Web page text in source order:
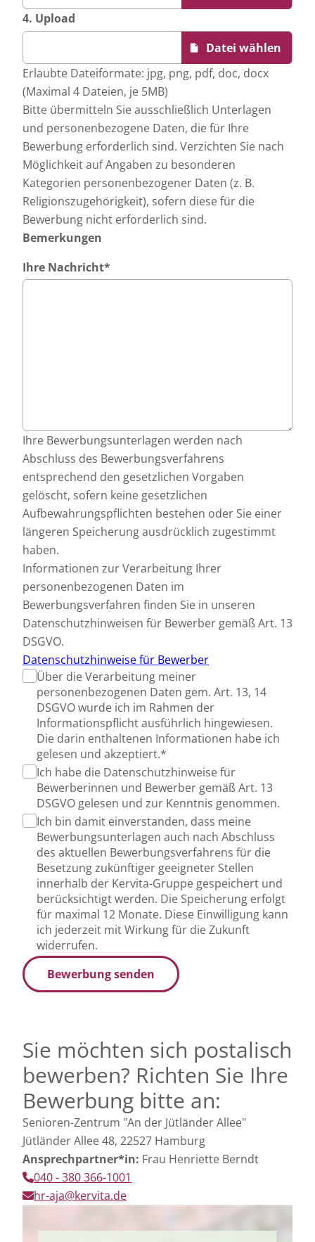
4. Upload
Erlaubte Dateiformate: jpg, png, pdf, doc, docx
(Maximal 4 Dateien, je 5MB)
Bitte übermitteln Sie ausschließlich Unterlagen
und personenbezogene Daten, die für Ihre
Bewerbung erforderlich sind. Verzichten Sie nach
Möglichkeit auf Angaben zu besonderen
Kategorien personenbezogener Daten (z. B.
Religionszugehörigkeit), sofern diese für die
Bewerbung nicht erforderlich sind.
Bemerkungen
Ihre Nachricht*
Ihre Bewerbungsunterlagen werden nach
Abschluss des Bewerbungsverfahrens
entsprechend den gesetzlichen Vorgaben
gelöscht, sofern keine gesetzlichen
Aufbewahrungspflichten bestehen oder Sie einer
längeren Speicherung ausdrücklich zugestimmt
haben.
Informationen zur Verarbeitung Ihrer
personenbezogenen Daten im
Bewerbungsverfahren finden Sie in unseren
Datenschutzhinweisen für Bewerber gemäß Art. 13
DSGVO.
Datenschutzhinweise für Bewerber
Über die Verarbeitung meiner
personenbezogenen Daten gem. Art. 13, 14
DSGVO wurde ich im Rahmen der
Informationspflicht ausführlich hingewiesen.
Die darin enthaltenen Informationen habe ich
gelesen und akzeptiert.*
Ich habe die Datenschutzhinweise für
Bewerberinnen und Bewerber gemäß Art. 13
DSGVO gelesen und zur Kenntnis genommen.
Ich bin damit einverstanden, dass meine
Bewerbungsunterlagen auch nach Abschluss
des aktuellen Bewerbungsverfahrens für die
Besetzung zukünftiger geeigneter Stellen
innerhalb der Kervita-Gruppe gespeichert und
berücksichtigt werden. Die Speicherung erfolgt
für maximal 12 Monate. Diese Einwilligung kann
ich jederzeit mit Wirkung für die Zukunft
widerrufen.
Bewerbung senden
Sie möchten sich postalisch
bewerben? Richten Sie Ihre
Bewerbung bitte an:
Senioren-Zentrum "An der Jütländer Allee"
Jütländer Allee 48, 22527 Hamburg
Ansprechpartner*in: Frau Henriette Berndt
040 - 380 366-1001
hr-aja@kervita.de